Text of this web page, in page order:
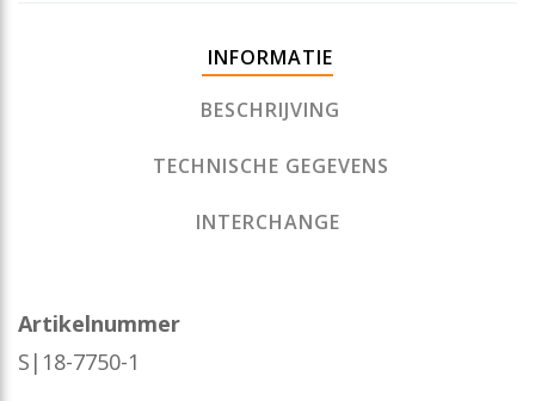
INFORMATIE
BESCHRIJVING
TECHNISCHE GEGEVENS
INTERCHANGE
Artikelnummer
S|18-7750-1